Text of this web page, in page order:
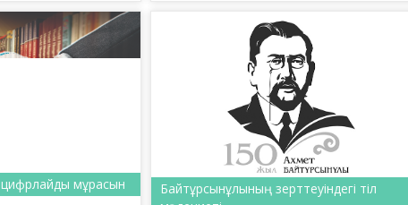
мұрасын
Байтұрсынұлының зерттеуіндегі тіл